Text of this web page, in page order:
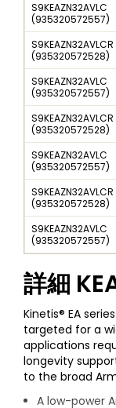
S9KEAZN32AVLC
(935320572557)
S9KEAZN32AVLCR
(935320572528)
S9KEAZN32AVLC
(935320572557)
S9KEAZN32AVLCR
(935320572528)
S9KEAZN32AVLC
(935320572557)
S9KEAZN32AVLCR
(935320572528)
S9KEAZN32AVLC
(935320572557)
詳細
Kinetis® EA
targeted for a
applications
longevity
to the broad
A low-power